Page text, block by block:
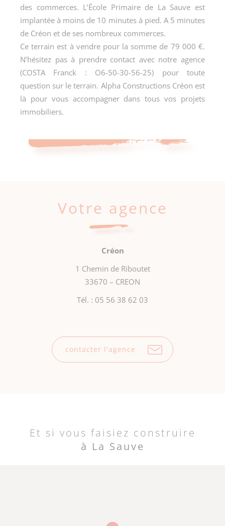
des commerces. L’École Primaire de La Sauve est
implantée à moins de 10 minutes à pied. A 5 minutes
de Créon et de ses nombreux commerces.
Ce terrain est à vendre pour la somme de 79 000 €.
N’hésitez pas à prendre contact avec notre agence
(COSTA Franck : O6-50-30-56-25) pour toute
question sur le terrain. Alpha Constructions Créon est
là pour vous accompagner dans tous vos projets
immobiliers.
Votre agence
Créon
1 Chemin de Riboutet
33670 – CREON
Tél. : 05 56 38 62 03
contacter l'agence
Et si vous faisiez construire
à La Sauve